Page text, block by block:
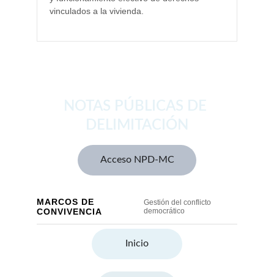
NOTAS PÚBLICAS DE
DELIMITACIÓN
Acceso NPD-MC
Inicio